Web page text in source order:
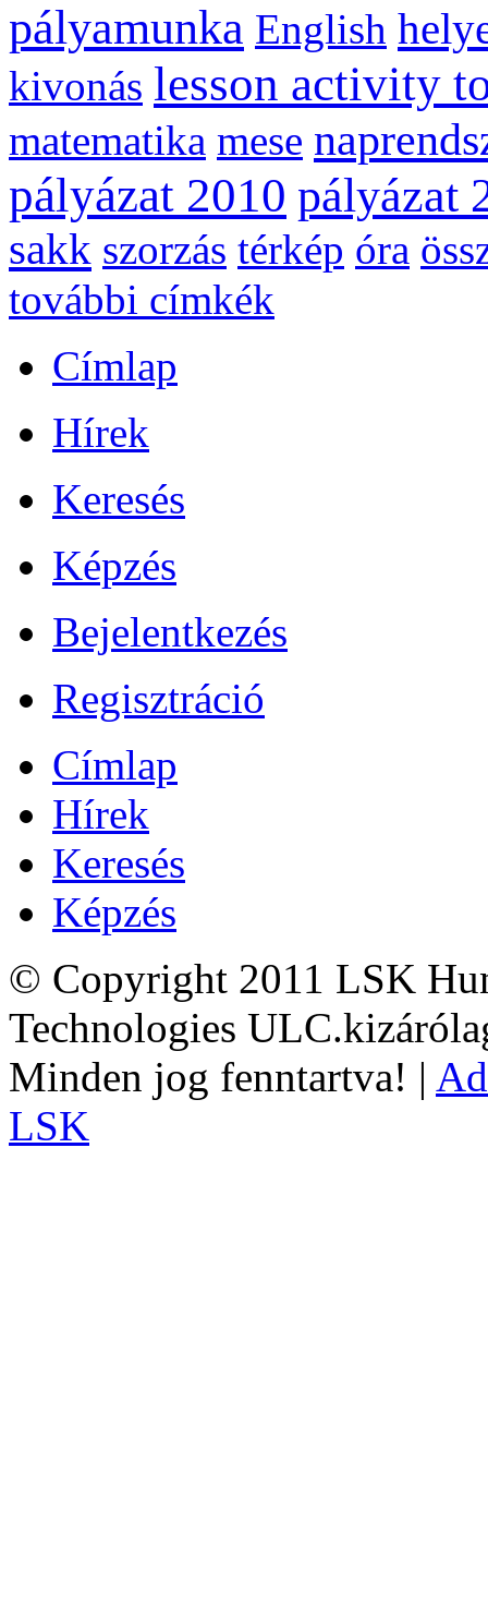
pályamunka English
kivonás lesson activity
matematika mese
pályázat 2010 pályázat
sakk szorzás térkép óra
további címkék
Címlap
Hírek
Keresés
Képzés
Bejelentkezés
Regisztráció
Címlap
Hírek
Keresés
Képzés
© Copyright 2011 LSK
Technologies
Minden jog fenntartva! |
LSK